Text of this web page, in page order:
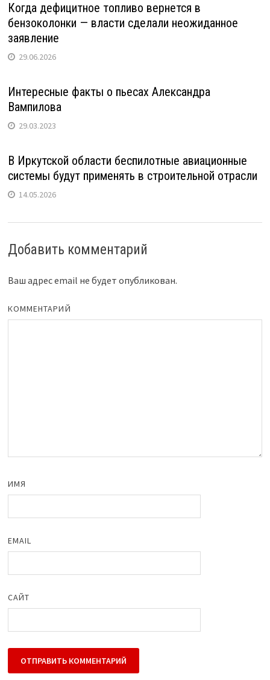
Когда дефицитное топливо вернется в
бензоколонки — власти сделали неожиданное
заявление
29.06.2026
Интересные факты о пьесах Александра
Вампилова
29.03.2023
В Иркутской области беспилотные авиационные
системы будут применять в строительной отрасли
14.05.2026
Добавить комментарий
Ваш адрес email не будет опубликован.
КОММЕНТАРИЙ
ИМЯ
EMAIL
САЙТ